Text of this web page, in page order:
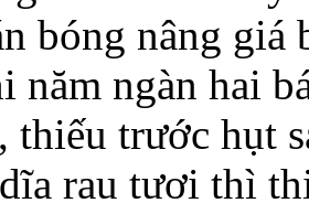
bóng nâng giá
năm ngàn hai
thiếu trước hụt
rau tươi thì